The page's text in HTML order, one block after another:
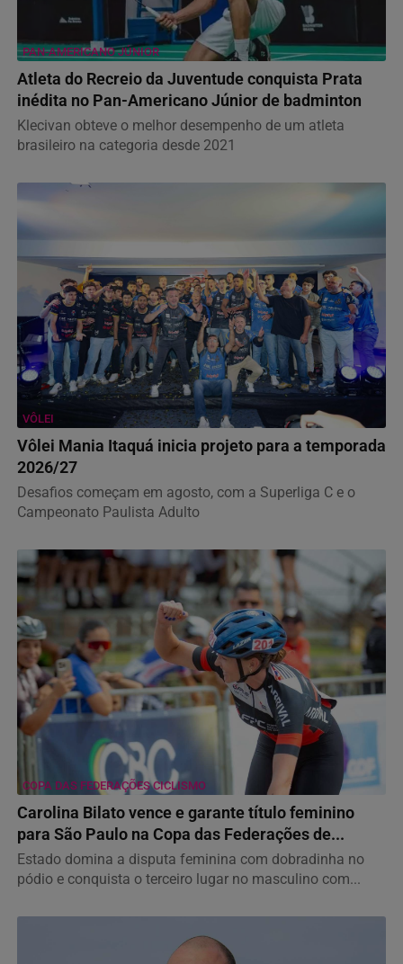
PAN-AMERICANO JÚNIOR
Atleta do Recreio da Juventude conquista Prata
inédita no Pan-Americano Júnior de badminton
Klecivan obteve o melhor desempenho de um atleta
brasileiro na categoria desde 2021
VÔLEI
Vôlei Mania Itaquá inicia projeto para a temporada
2026/27
Desafios começam em agosto, com a Superliga C e o
Campeonato Paulista Adulto
COPA DAS FEDERAÇÕES CICLISMO
Carolina Bilato vence e garante título feminino
para São Paulo na Copa das Federações de...
Estado domina a disputa feminina com dobradinha no
pódio e conquista o terceiro lugar no masculino com...